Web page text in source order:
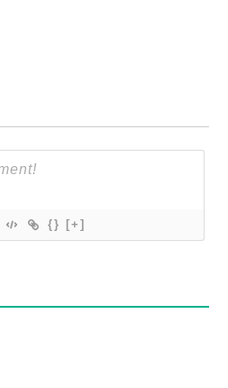
{} [+]